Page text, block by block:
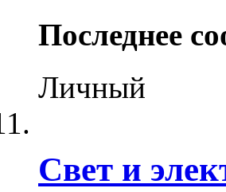
Последнее
Личный
Свет и